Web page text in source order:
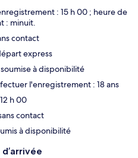
: 15 h 00 ; heure de
: minuit.
contact
express
à disponibilité
l'enregistrement : 18 ans
h 00
contact
à disponibilité